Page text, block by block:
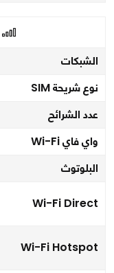
الشبكات
نوع شريحة SIM
عدد الشرائح
واي فاي Wi-Fi
البلوتوث
Wi-Fi Direct
Wi-Fi Hotspot